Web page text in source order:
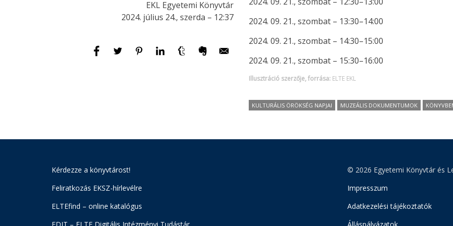
EKL Egyetemi Könyvtár
2024. július 24., szerda – 12:37
2024. 09. 21., szombat – 13:30–14:00
2024. 09. 21., szombat – 14:30–15:00
2024. 09. 21., szombat – 15:30–16:00
Illusztráció szerzője, forrása: ELTE EKL
KULTURÁLIS ÖRÖKSÉG NAPJAI MUZEÁLIS DOKUMENTUMOK
Kérdezze a könyvtárost!
Feliratkozás EKSZ-hírlevélre
ELTEfind – online katalógus
© 2026 Egyetemi Könyvtár és
Impresszum
Adatkezelési tájékoztatók